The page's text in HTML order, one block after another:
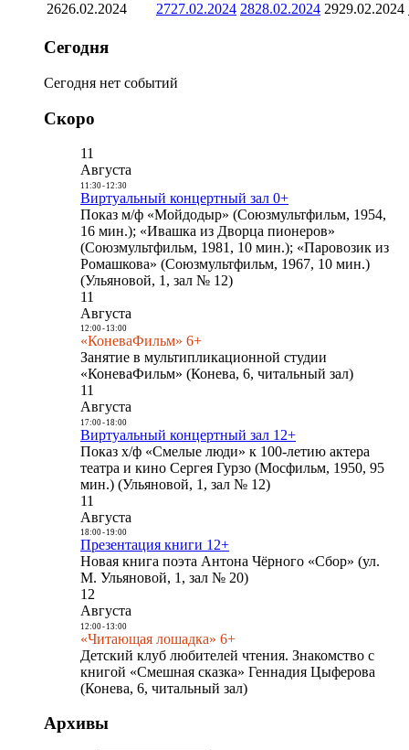
2626.02.2024 2727.02.2024 2828.02.2024 2929.02.2024
Сегодня
Сегодня нет событий
Скоро
11
Августа
11:30- 12:30
Виртуальный концертный зал 0+
Показ м/ф «Мойдодыр» (Союзмультфильм, 1954,
16 мин.); «Ивашка из Дворца пионеров»
(Союзмультфильм, 1981, 10 мин.); «Паровозик из
Ромашкова» (Союзмультфильм, 1967, 10 мин.)
(Ульяновой, 1, зал № 12)
11
Августа
12:00- 13:00
«КоневаФильм» 6+
Занятие в мультипликационной студии
«КоневаФильм» (Конева, 6, читальный зал)
11
Августа
17:00- 18:00
Виртуальный концертный зал 12+
Показ х/ф «Смелые люди» к 100-летию актера
театра и кино Сергея Гурзо (Мосфильм, 1950, 95
мин.) (Ульяновой, 1, зал № 12)
11
Августа
18:00- 19:00
Презентация книги 12+
Новая книга поэта Антона Чёрного «Сбор» (ул.
М. Ульяновой, 1, зал № 20)
12
Августа
12:00- 13:00
«Читающая лошадка» 6+
Детский клуб любителей чтения. Знакомство с
книгой «Смешная сказка» Геннадия Цыферова
(Конева, 6, читальный зал)
Архивы